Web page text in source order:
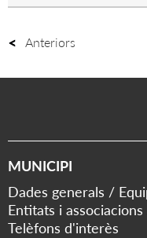
Anteriors
MUNICIPI
Dades generals
Entitats i associacions
Telèfons d'interès